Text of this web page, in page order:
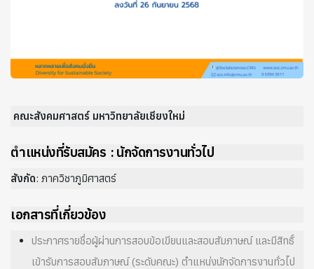
คณะสังคมศาสตร์ มหาวิทยาลัยเชียงใหม่
ตำแหน่งที่รับสมัคร : นักจัดการงานทั่วไป
สังกัด: ภาควิชาภูมิศาสตร์
เอกสารที่เกี่ยวข้อง
ประกาศรายชื่อผู้ผ่านการสอบข้อเขียนและสอบสัมภาษณ์ และมีสิทธิ์
เข้ารับการสอบสัมภาษณ์ (ระดับคณะ) ตำแหน่งนักจัดการงานทั่วไป